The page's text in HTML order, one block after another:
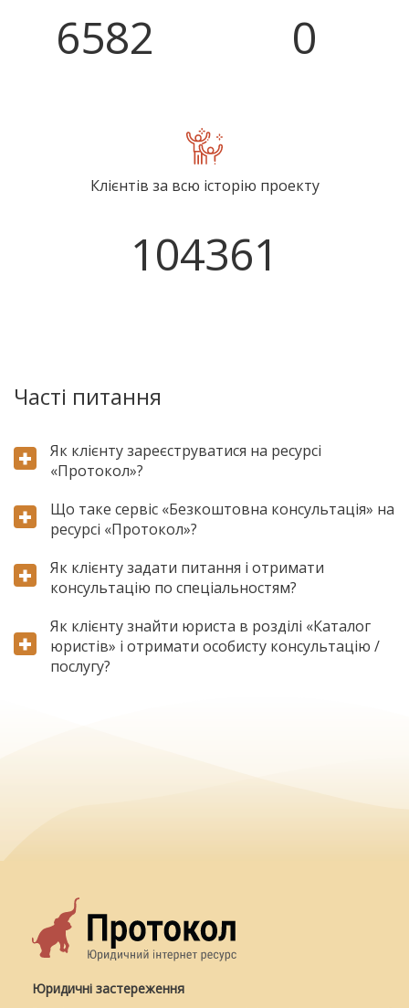
6582 0
Клієнтів за всю історію проекту
104361
Часті питання
Як клієнту зареєструватися на ресурсі
«Протокол»?
Що таке сервіс «Безкоштовна консультація» на
ресурсі «Протокол»?
Як клієнту задати питання і отримати
консультацію по спеціальностям?
Як клієнту знайти юриста в розділі «Каталог
юристів» і отримати особисту консультацію /
послугу?
Юридичні застереження